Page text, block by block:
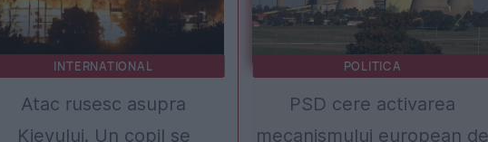
INTERNATIONAL
Atac rusesc asupra
Kievului. Un copil se
POLITICA
PSD cere activarea
mecanismului european